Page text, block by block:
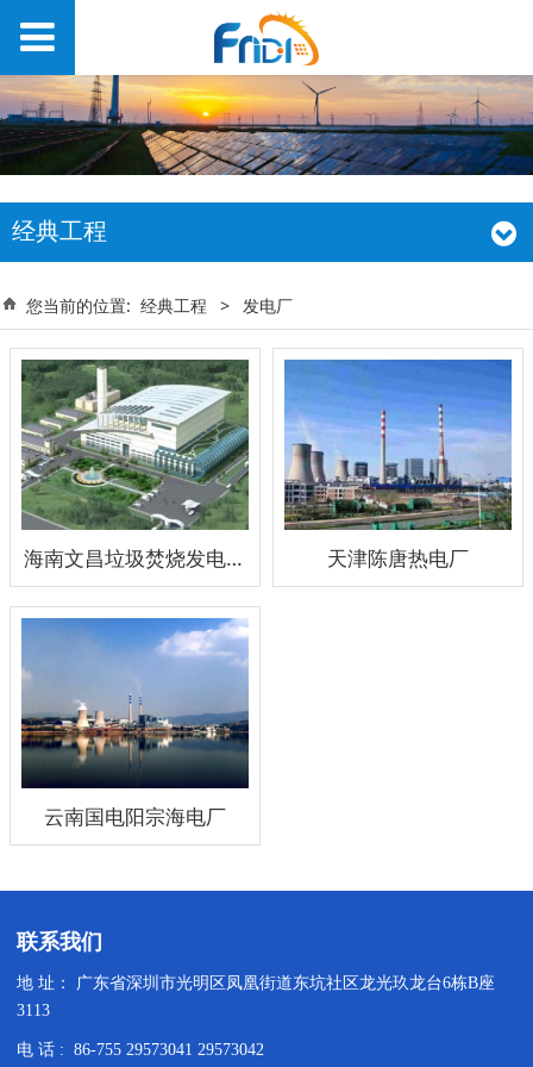
经典工程
您当前的位置: 经典工程 > 发电厂
海南文昌垃圾焚烧发电厂 天津陈唐热电厂
云南国电阳宗海电厂
联系我们
地 址： 广东省深圳市光明区凤凰街道东坑社区龙光玖龙台6栋B座
3113
电 话 : 86-755 29573041 29573042